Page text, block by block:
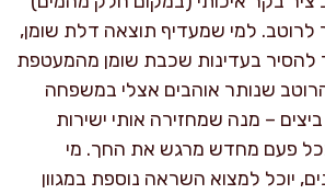
לרוטב. למי שמעדיף תוצאה דלת שומן,
להסיר בעדינות שכבת שומן מהמעטפת
שנותר אוהבים אצלי במשפחה
– מנה שמחזירה אותי ישירות
פעם מחדש מרגש את החך. מי
יוכל למצוא השראה נוספת במגוון